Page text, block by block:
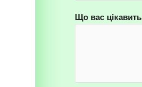
Що вас цікавить